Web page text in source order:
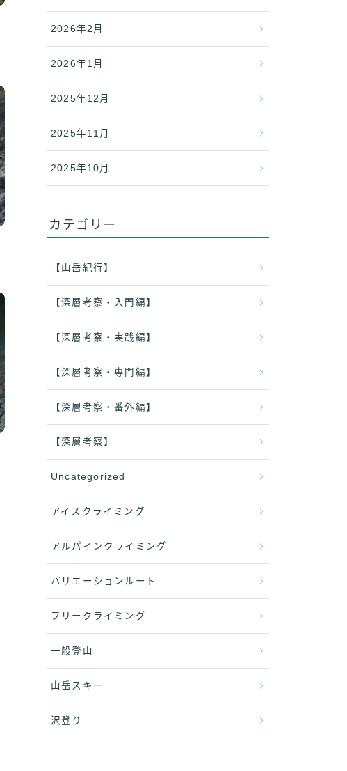
2026年2月
2026年1月
2025年12月
2025年11月
2025年10月
カテゴリー
【山岳紀行】
【深層考察・入門編】
【深層考察・実践編】
【深層考察・専門編】
【深層考察・番外編】
【深層考察】
Uncategorized
アイスクライミング
アルパインクライミング
バリエーションルート
フリークライミング
一般登山
山岳スキー
沢登り